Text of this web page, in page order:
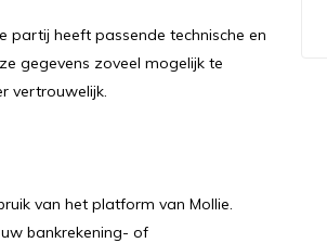
partij heeft passende technische en
gegevens zoveel mogelijk te
vertrouwelijk.
van het platform van Mollie.
bankrekening- of